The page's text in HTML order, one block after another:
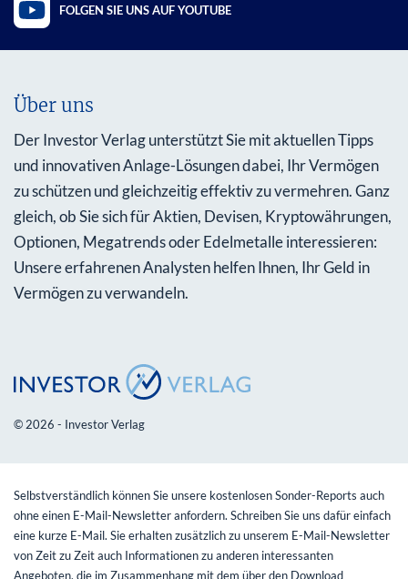
FOLGEN SIE UNS AUF YOUTUBE
Über uns
Der Investor Verlag unterstützt Sie mit aktuellen Tipps
und innovativen Anlage-Lösungen dabei, Ihr Vermögen
zu schützen und gleichzeitig effektiv zu vermehren. Ganz
gleich, ob Sie sich für Aktien, Devisen, Kryptowährungen,
Optionen, Megatrends oder Edelmetalle interessieren:
Unsere erfahrenen Analysten helfen Ihnen, Ihr Geld in
Vermögen zu verwandeln.
© 2026 - Investor Verlag
Selbstverständlich können Sie unsere kostenlosen Sonder-Reports auch
ohne einen E-Mail-Newsletter anfordern. Schreiben Sie uns dafür einfach
eine kurze E-Mail. Sie erhalten zusätzlich zu unserem E-Mail-Newsletter
von Zeit zu Zeit auch Informationen zu anderen interessanten
Angeboten, die im Zusammenhang mit dem über den Download